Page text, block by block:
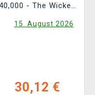
- The Wicked
15. August 2026
30,12 €